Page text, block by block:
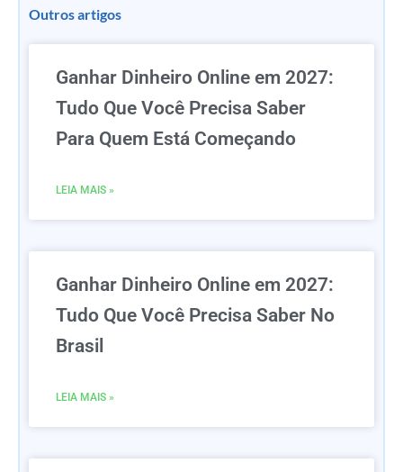
Outros artigos
Ganhar Dinheiro Online em 2027:
Tudo Que Você Precisa Saber
Para Quem Está Começando
LEIA MAIS »
Ganhar Dinheiro Online em 2027:
Tudo Que Você Precisa Saber No
Brasil
LEIA MAIS »